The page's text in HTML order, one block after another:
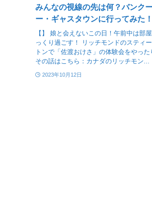
みんなの視線の先は何？バンク
ー・ギャスタウンに行ってみた！
【】 娘と会えないこの日！午前中は部
っくり過ごす！ リッチモンドのスティ
トンで「佐渡おけさ」の体験会をやった
その話はこちら：カナダのリッチモン...
2023年10月12日